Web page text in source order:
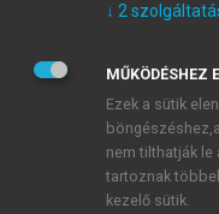
Kérek értesítést az
Adatkezelési
veszem és
Általános
mersz.huoldalak
tudomásul veszem
↓ 2
MŰKÖDÉSHEZ
Ezek a sütik
nem tilthatják
tartoznak
kezelő sütik.